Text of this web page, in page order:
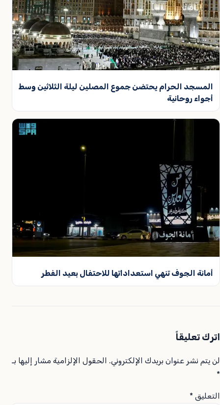
المسجد الحرام يحتضن جموع المصلين ليلة الثلاثين وسط
أجواء روحانية
أمانة الجوف تنهي استعداداتها للاحتفال بعيد الفطر
اترك تعليقاً
لن يتم نشر عنوان بريدك الإلكتروني.
الحقول الإلزامية مشار إليها بـ
*
التعليق *